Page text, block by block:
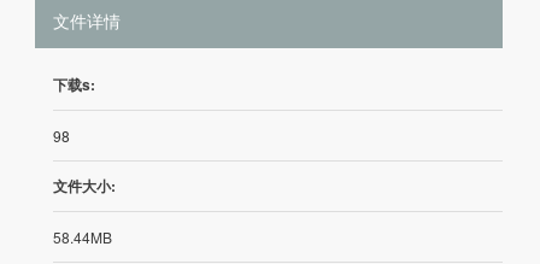
文件详情
下载s:
98
文件大小:
58.44MB